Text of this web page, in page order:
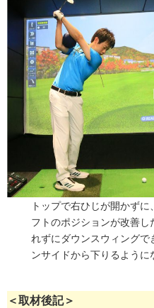
トップで右ひじが開かず
フトのポジションが改善
れずにダウンスウィングで
ンサイドから下りるように
＜取材後記＞